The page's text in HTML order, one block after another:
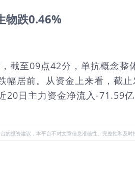
物跌0.46%
截至09点42分，单抗概念
幅居前。从资金上来看，截
20日主力资金净流入-71.59
的投资建议，本平台不对文章信息准确性、完整性和及